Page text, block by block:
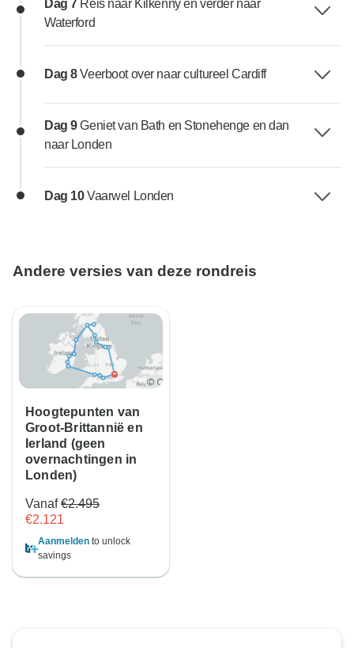
Dag 7 Reis naar Kilkenny en verder naar
Waterford
Dag 8Veerboot over naar cultureel Cardiff
Dag 9Geniet van Bath en Stonehenge en dan
naar Londen
Dag 10Vaarwel Londen
Andere versies van deze rondreis
Hoogtepunten van
Groot-Brittannië en
Ierland (geen
overnachtingen in
Londen)
Vanaf€2.495
€2.121
Aanmelden to unlock
savings